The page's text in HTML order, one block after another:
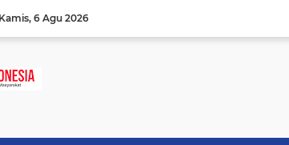
Kamis 6 Agu 2026